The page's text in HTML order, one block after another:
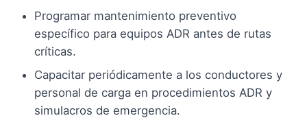
Programar mantenimiento preventivo
específico para equipos ADR antes de rutas
críticas.
Capacitar periódicamente a los conductores y
personal de carga en procedimientos ADR y
simulacros de emergencia.